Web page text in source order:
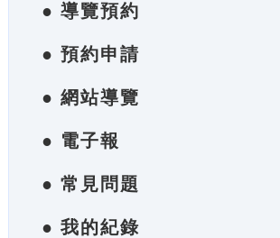
● 導覽預約
● 預約申請
● 網站導覽
● 電子報
● 常見問題
● 我的紀錄